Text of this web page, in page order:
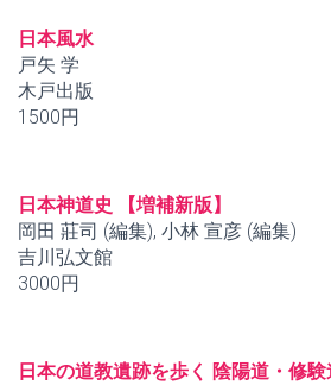
日本風水
戸矢 学
木戸出版
1500円
日本神道史 【増補新版】
岡田 莊司 (編集), 小林 宣彦 (編集)
吉川弘文館
3000円
日本の道教遺跡を歩く 陰陽道・修